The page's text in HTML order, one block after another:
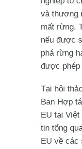
và thương
mất rừng.
nếu được
phá rừng
được
Tại hội
Ban Hợp
EU tại Việt
tin tổng
EU về các